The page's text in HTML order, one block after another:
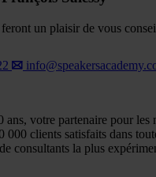
un plaisir de vous
ans, votre partenaire pour les
000 clients satisfaits dans
consultants la plus